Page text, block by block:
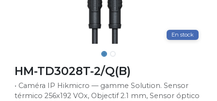
En stock
HM-TD3028T-2/Q(B)
• Caméra IP Hikmicro — gamme Solution. Sensor
térmico 256x192 VOx, Objectif 2.1 mm, Sensor óptico